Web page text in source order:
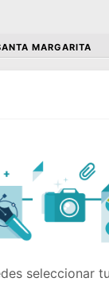
MARGARITA
seleccionar